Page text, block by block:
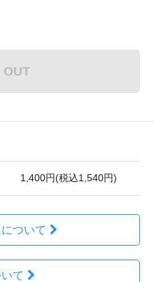
OUT
1,400円(税込1,540円)
ついて
て